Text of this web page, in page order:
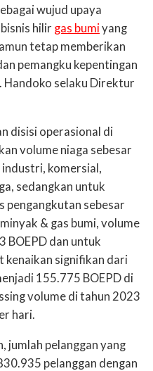
wujud upaya
hilir gas bumi yang
tetap memberikan
pemangku kepentingan
Handoko selaku Direktur
disisi operasional di
volume niaga sebesar
komersial,
sedangkan untuk
pengangkutan sebesar
& gas bumi, volume
BOEPD dan untuk
signifikan dari
155.775 BOEPD di
volume di tahun 2023
hari.
jumlah pelanggan yang
pelanggan dengan